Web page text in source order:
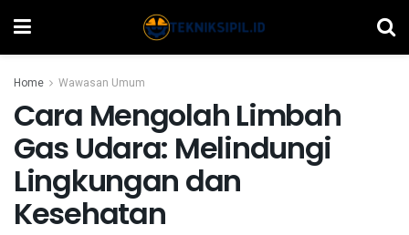
Home Wawasan Umum
Cara Mengolah Limbah
Gas Udara: Melindungi
Lingkungan dan
Kesehatan